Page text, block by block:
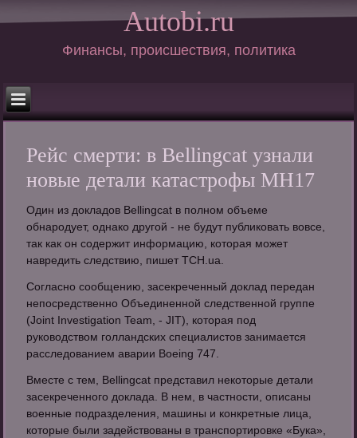
Autobi.ru
Финансы, происшествия, политика
Рейс смерти: в Bellingcat узнали
новые детали катастрофы MH17
Один из докладов Bellingcat в полном объеме
обнародует, однако другой - не будут публиковать вовсе,
так как он содержит информацию, которая может
навредить следствию, пишет ТСН.uа.
Согласно сообщению, засекреченный доклад передан
непосредственно Объединенной следственной группе
(Joint Investigation Team, - JIT), которая под
руководством голландских специалистов занимается
расследованием аварии Boeing 747.
Вместе с тем, Bellingcat представил некоторые детали
засекреченного доклада. В нем, в частности, описаны
военные подразделения, машины и конкретные лица,
которые были задействованы в транспортировке «Бука»,